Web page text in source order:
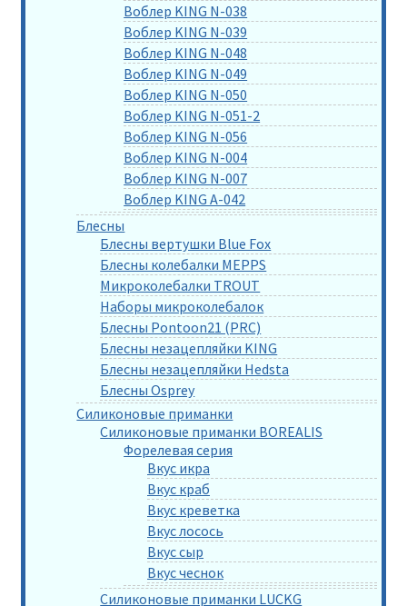
Воблер KING N-038
Воблер KING N-039
Воблер KING N-048
Воблер KING N-049
Воблер KING N-050
Воблер KING N-051-2
Воблер KING N-056
Воблер KING N-004
Воблер KING N-007
Воблер KING A-042
Блесны
Блесны вертушки Blue Fox
Блесны колебалки MEPPS
Микроколебалки TROUT
Наборы микроколебалок
Блесны Pontoon21 (PRC)
Блесны незацепляйки KING
Блесны незацепляйки Hedsta
Блесны Osprey
Силиконовые приманки
Силиконовые приманки BOREALIS
Форелевая серия
Вкус икра
Вкус краб
Вкус креветка
Вкус лосось
Вкус сыр
Вкус чеснок
Силиконовые приманки LUCKG